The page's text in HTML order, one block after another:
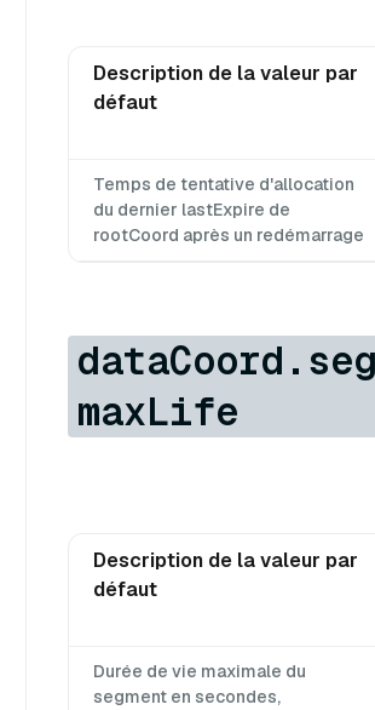
Description de la valeur par
défaut
Temps de tentative d'allocation
du dernier lastExpire de
rootCoord après un redémarrage
maxLife
Description de la valeur par
défaut
Durée de vie maximale du
segment en secondes,